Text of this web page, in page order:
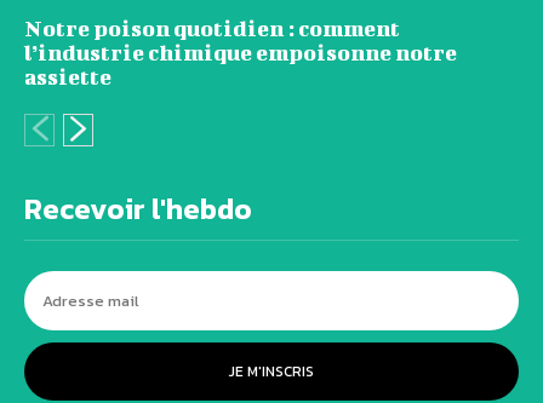
Notre poison quotidien : comment
l’industrie chimique empoisonne notre
assiette
Recevoir l'hebdo
JE M'INSCRIS